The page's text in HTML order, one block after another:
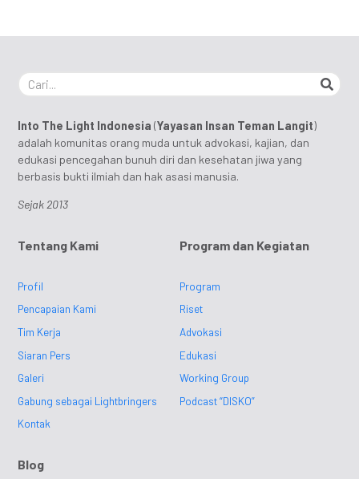
Into The Light Indonesia (Yayasan Insan Teman Langit)
adalah komunitas orang muda untuk advokasi, kajian, dan
edukasi pencegahan bunuh diri dan kesehatan jiwa yang
berbasis bukti ilmiah dan hak asasi manusia.
Sejak 2013
Tentang Kami
Profil
Pencapaian Kami
Tim Kerja
Siaran Pers
Galeri
Gabung sebagai Lightbringers
Kontak
Program dan Kegiatan
Program
Riset
Advokasi
Edukasi
Working Group
Podcast “DISKO”
Blog